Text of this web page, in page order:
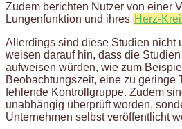
Zudem berichten Nutzer von einer
Lungenfunktion und ihres Herz-
Allerdings sind diese Studien nicht
weisen darauf hin, dass die
aufweisen würden, wie zum
Beobachtungszeit, eine zu geringe
fehlende Kontrollgruppe. Zudem
unabhängig überprüft worden,
Unternehmen selbst veröffentlicht